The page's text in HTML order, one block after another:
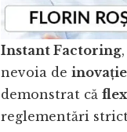
Instant Factoring
nevoia de inovație
demonstrat că
reglementări